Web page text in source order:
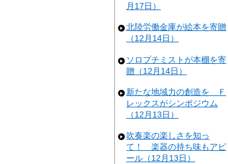
月17日）
北陸労働金庫が絵本を寄贈
（12月14日）
ソロプチミストが本棚を寄
贈（12月14日）
新たな地域力の創造を Ｆ
レックスがシンポジウム
（12月13日）
吹奏楽の楽しさを知っ
て！ 楽器の持ち味もアピ
ール（12月13日）